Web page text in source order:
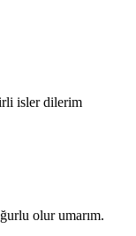
isler dilerim
olur umarım.